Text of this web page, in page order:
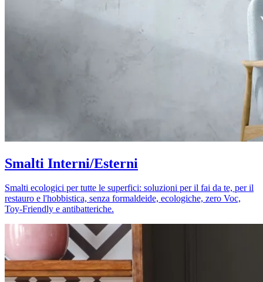
Smalti Interni/Esterni
Smalti ecologici per tutte le superfici: soluzioni per il fai da te, per il
restauro e l'hobbistica, senza formaldeide, ecologiche, zero Voc,
Toy-Friendly e antibatteriche.